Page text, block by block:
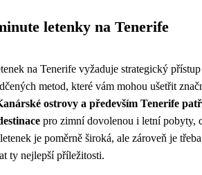
letenky na Tenerife
na Tenerife vyžaduje strategický přístup
metod, které vám mohou ušetřit
ostrovy a především Tenerife
pro zimní dovolenou i letní pobyty,
je poměrně široká, ale zároveň je třeba
ty nejlepší příležitosti.